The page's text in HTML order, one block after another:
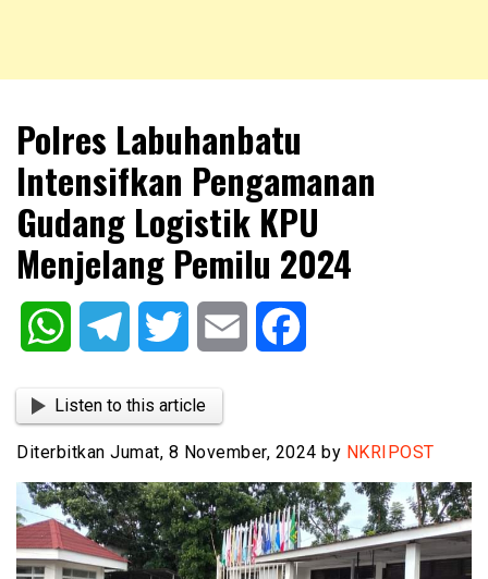
NKRIPOST
Polres Labuhanbatu
Intensifkan Pengamanan
Gudang Logistik KPU
Menjelang Pemilu 2024
WhatsAppTelegram Twitter Email
Listen to this article
Diterbitkan Jumat, 8 November, 2024 by NKRIPOST